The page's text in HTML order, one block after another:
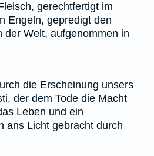
gerechtfertigt im
Engeln, gepredigt den
der Welt, aufgenommen in
die Erscheinung unsers
der dem Tode die Macht
Leben und ein
ans Licht gebracht durch